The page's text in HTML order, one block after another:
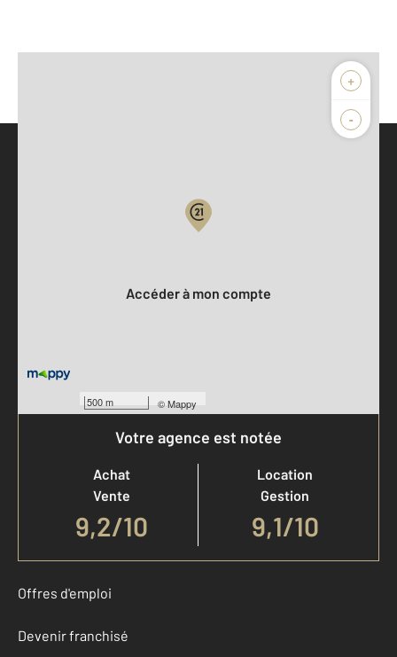
+
-
500 m ©Mappy
Accéder à mon compte
Votre agence est notée
Achat
Vente
9,2/10
Location
Gestion
9,1/10
Offres d'emploi
Devenir franchisé